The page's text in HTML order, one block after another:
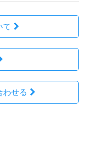
て
わせる